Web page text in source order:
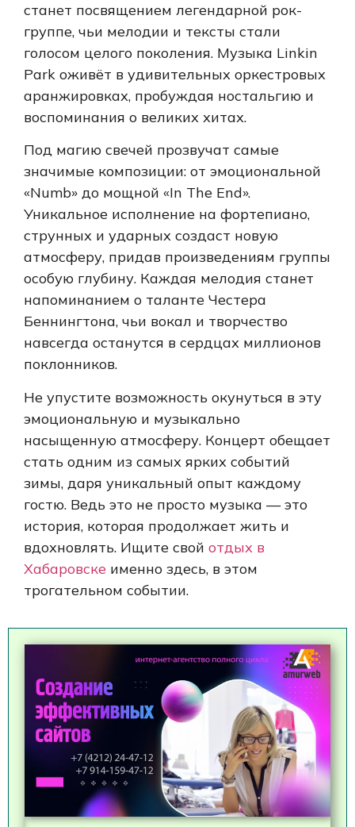
станет посвящением легендарной рок-
группе, чьи мелодии и тексты стали
голосом целого поколения. Музыка Linkin
Park оживёт в удивительных оркестровых
аранжировках, пробуждая ностальгию и
воспоминания о великих хитах.
Под магию свечей прозвучат самые
значимые композиции: от эмоциональной
«Numb» до мощной «In The End».
Уникальное исполнение на фортепиано,
струнных и ударных создаст новую
атмосферу, придав произведениям группы
особую глубину. Каждая мелодия станет
напоминанием о таланте Честера
Беннингтона, чьи вокал и творчество
навсегда останутся в сердцах миллионов
поклонников.
Не упустите возможность окунуться в эту
эмоциональную и музыкально
насыщенную атмосферу. Концерт обещает
стать одним из самых ярких событий
зимы, даря уникальный опыт каждому
гостю. Ведь это не просто музыка — это
история, которая продолжает жить и
вдохновлять. Ищите свой отдых в
Хабаровске именно здесь, в этом
трогательном событии.